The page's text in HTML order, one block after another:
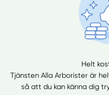
Helt
Tjänsten Alla Arborister är
så att du kan känna dig